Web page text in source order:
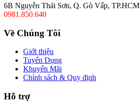
6B Nguyễn Thái Sơn, Q. Gò Vấp, TP.HCM
0981.850.640
Về Chúng Tôi
Giới thiệu
Tuyển Dụng
Khuyến Mãi
Chính sách & Quy định
Hỗ trợ